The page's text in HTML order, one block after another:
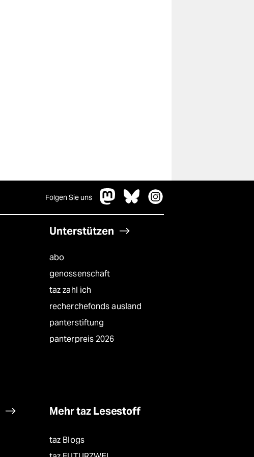
Folgen Sie uns
Unterstützen
abo
genossenschaft
taz zahl ich
recherchefonds ausland
panterstiftung
panterpreis 2026
Mehr taz Lesestoff
taz Blogs